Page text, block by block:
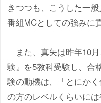
きつつも、こうした一
番組MCとしての強みに
また、真矢は昨年10
験』を5教科受験し、合
験の動機は、「とにか
の方のレベルくらいに